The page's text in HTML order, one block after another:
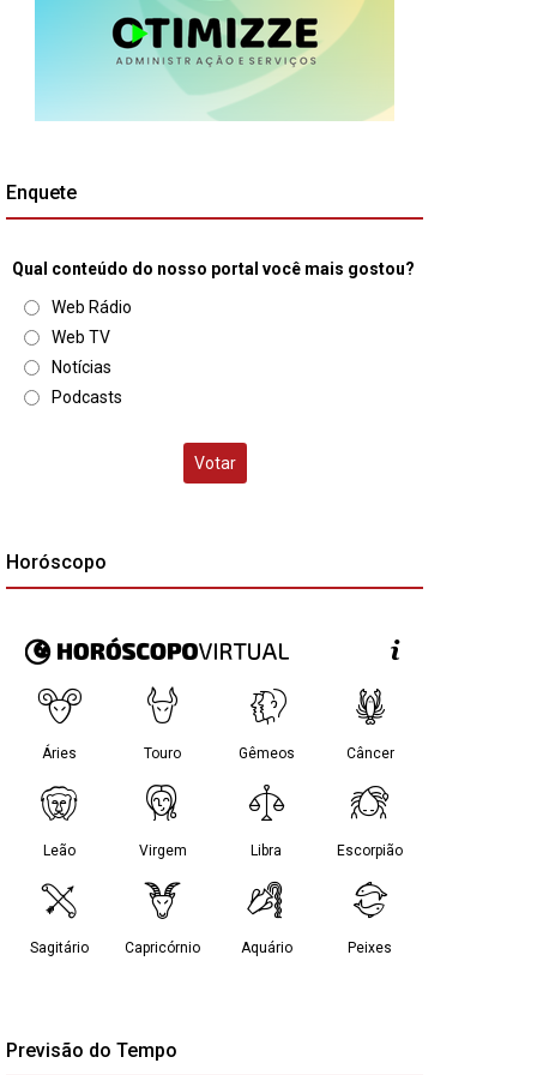
Enquete
Qual conteúdo do nosso portal você mais gostou?
Web Rádio
Web TV
Notícias
Podcasts
Votar
Horóscopo
Previsão do Tempo